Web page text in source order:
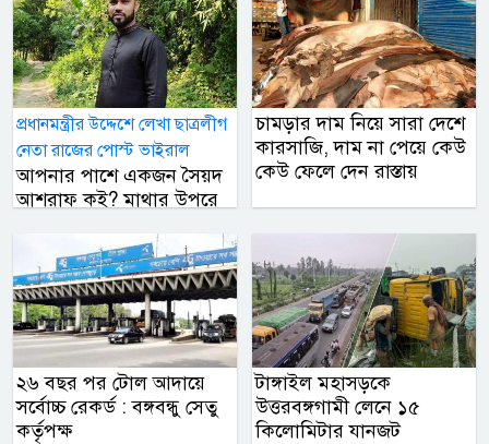
প্রধানমন্ত্রীর উদ্দেশে লেখা ছাত্রলীগ
নেতা রাজের পোস্ট ভাইরাল
আপনার পাশে একজন সৈয়দ
আশরাফ কই? মাথার উপরে
চামড়ার দাম নিয়ে সারা দেশে
কারসাজি, দাম না পেয়ে কেউ
কেউ ফেলে দেন রাস্তায়
২৬ বছর পর টোল আদায়ে
সর্বোচ্চ রেকর্ড : বঙ্গবন্ধু সেতু
কর্তৃপক্ষ
টাঙ্গাইল মহাসড়কে
উত্তরবঙ্গগামী লেনে ১৫
কিলোমিটার যানজট